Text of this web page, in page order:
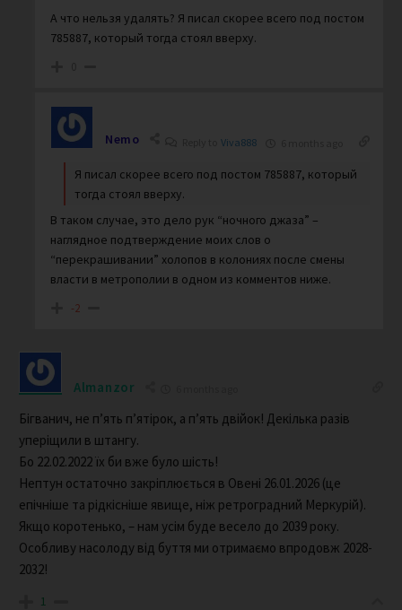
А что нельзя удалять? Я писал скорее всего под постом
785887, который тогда стоял вверху.
Nemo Viva888
Я писал скорее всего под постом 785887, который
тогда стоял вверху.
В таком случае, это дело рук “ночного джаза” –
наглядное подтверждение моих слов о
“перекрашивании” холопов в колониях после смены
власти в метрополии в одном из комментов ниже.
-2
Almanzor
Бігванич, не п’ять п’ятірок, а п’ять двійок! Декілька разів
уперіщили в штангу.
Бо 22.02.2022 їх би вже було шість!
Нептун остаточно закріплюється в Овені 26.01.2026 (це
епічніше та рідкісніше явище, ніж ретроградний Меркурій).
Якщо коротенько, – нам усім буде весело до 2039 року.
Особливу насолоду від буття ми отримаємо впродовж 2028-
2032!
1